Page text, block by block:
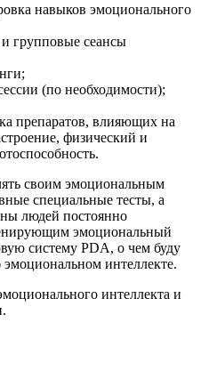
навыков эмоционального
групповые сеансы
(по необходимости);
препаратов, влияющих на
физический и
своим эмоциональным
специальные тесты, а
людей постоянно
эмоциональный
систему PDA, о чем буду
интеллекте.
интеллекта и